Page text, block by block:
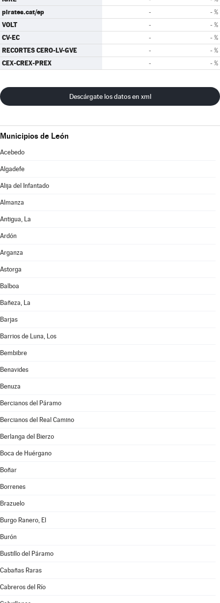
pirates.cat/ep - - %
VOLT - - %
CV-EC - - %
RECORTES CERO-LV-GVE - - %
CEX-CREX-PREX - - %
Descárgate los datos en xml
Municipios de León
Acebedo
Algadefe
Alija del Infantado
Almanza
Antigua, La
Ardón
Arganza
Astorga
Balboa
Bañeza, La
Barjas
Barrios de Luna, Los
Bembibre
Benavides
Benuza
Bercianos del Páramo
Bercianos del Real Camino
Berlanga del Bierzo
Boca de Huérgano
Boñar
Borrenes
Brazuelo
Burgo Ranero, El
Burón
Bustillo del Páramo
Cabañas Raras
Cabreros del Río